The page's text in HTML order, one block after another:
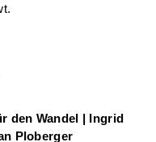
den Wandel | Ingrid
Ploberger